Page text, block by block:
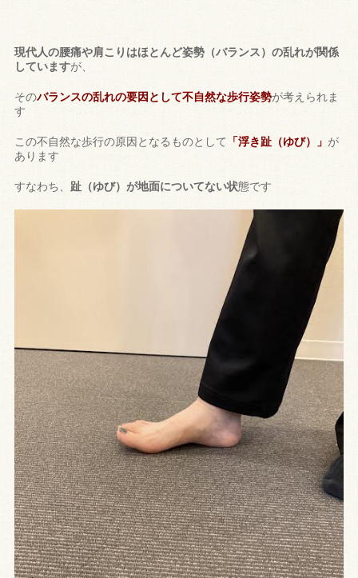
現代人の腰痛や肩こりはほとんど姿勢（バランス）の乱れが関係
していますが、
そのバランスの乱れの要因として不自然な歩行姿勢が考えられま
す
この不自然な歩行の原因となるものとして 「浮き趾（ゆび）」が
あります
すなわち、 趾（ゆび）が地面についてない状態です